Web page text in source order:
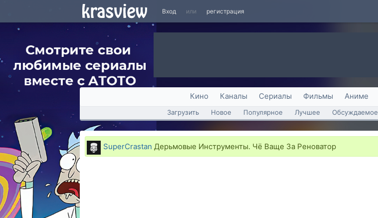
Вход или регистрация
Кино Каналы Сериалы Фильмы Аниме
Загрузить Новое Популярное Лучшее Обсуждаемое
SuperCrastan Дерьмовые Инструменты. Чё Ваще За Реноватор